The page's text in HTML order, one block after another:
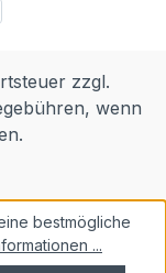
zzgl.
wenn
bestmögliche
...